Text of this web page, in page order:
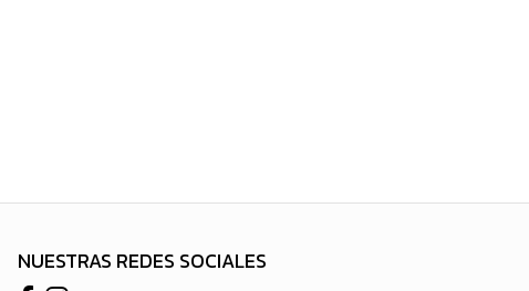
NUESTRAS REDES SOCIALES